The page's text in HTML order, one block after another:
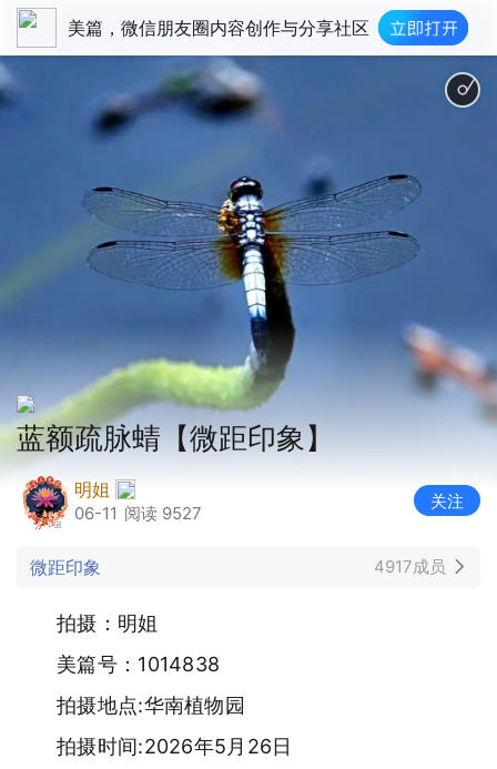
美篇，微信朋友圈内容创作与分享社区
蓝额疏脉蜻【微距印象】
明姐
06-11 阅读 9527
关注
微距印象 4917成员
拍摄：明姐
美篇号：1014838
拍摄地点:华南植物园
拍摄时间:2026年5月26日